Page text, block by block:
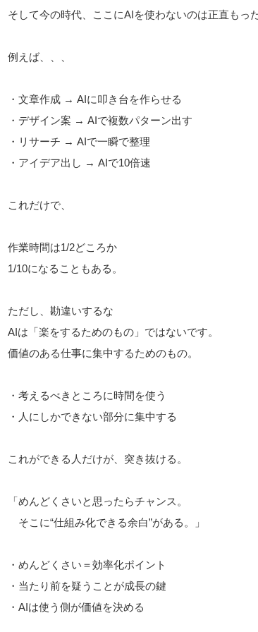
そして今の時代、ここにAIを使わないのは正直もっ
例えば、、、
・文章作成 → AIに叩き台を作らせる
・デザイン案 → AIで複数パターン出す
・リサーチ → AIで一瞬で整理
・アイデア出し → AIで10倍速
これだけで、
作業時間は1/2どころか
1/10になることもある。
ただし、勘違いするな
AIは「楽をするためのもの」ではないです。
価値のある仕事に集中するためのもの。
・考えるべきところに時間を使う
・人にしかできない部分に集中する
これができる人だけが、突き抜ける。
「めんどくさいと思ったらチャンス。
そこに“仕組み化できる余白”がある。」
・めんどくさい＝効率化ポイント
・当たり前を疑うことが成長の鍵
・AIは使う側が価値を決める